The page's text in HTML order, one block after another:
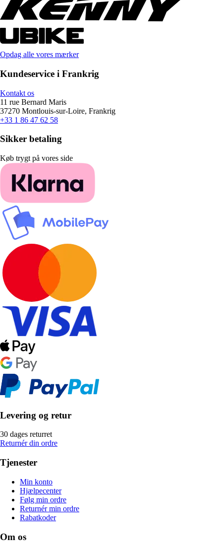
Opdag alle vores mærker
Kundeservice i Frankrig
Kontakt os
11 rue Bernard Maris
37270 Montlouis-sur-Loire, Frankrig
+33 1 86 47 62 58
Sikker betaling
Køb trygt på vores side
Levering og retur
30 dages returret
Returnér din ordre
Tjenester
Min konto
Hjælpecenter
Følg min ordre
Returnér min ordre
Rabatkoder
Om os